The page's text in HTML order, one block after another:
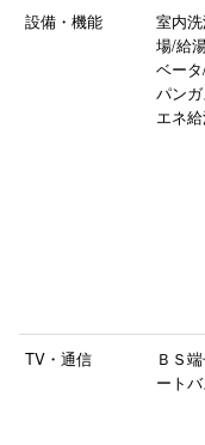
設備・機能
室内
場/給
ベー
パン
エネ
TV・通信
ＢＳ
ート